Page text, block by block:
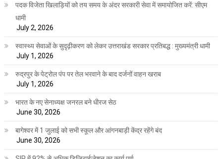
पदक विजेता खिलाड़ियों को तय समय के अंदर सरकारी सेवा में समायोजित करें: सीएम
धामी
July 2, 2026
स्वास्थ्य सेवाओं के सुदृढ़ीकरण को लेकर उत्तराखंड सरकार प्रतिबद्ध : मुख्यमंत्री धामी
July 1, 2026
रुद्रपुर के पेट्रोल पंप पर तेल भरवाने के बाद दर्जनों वाहन खराब
July 1, 2026
भारत के नए सेनाध्यक्ष जनरल बने धीरज सेठ
June 30, 2026
बागेश्वर में 1 जुलाई को सभी स्कूल और आंगनबाड़ी केंद्र रहेंगे बंद
June 30, 2026